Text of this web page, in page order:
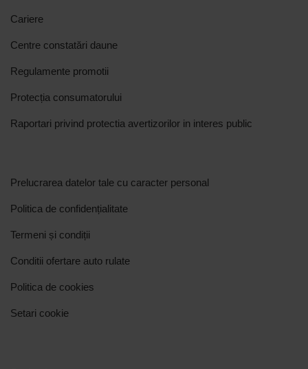
Cariere
Centre constatări daune
Regulamente promotii
Protecția consumatorului
Raportari privind protectia avertizorilor in interes public
Prelucrarea datelor tale cu caracter personal
Politica de confidențialitate
Termeni și condiții
Conditii ofertare auto rulate
Politica de cookies
Setari cookie